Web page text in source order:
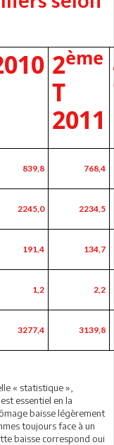
2ème
T
2011
839,8 768,4
2245,0 2234,5
191,4 134,7
1,2 2,2
3277,4 3139,8
« statistique »,
essentiel en la
baisse légèrement
toujours face à un
baisse correspond oui